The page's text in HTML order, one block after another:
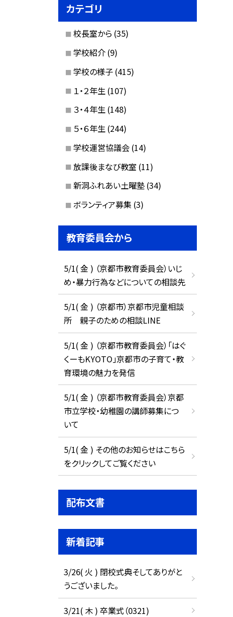
カテゴリ
校長室から (35)
学校紹介 (9)
学校の様子 (415)
１・２年生 (107)
３・４年生 (148)
５・６年生 (244)
学校運営協議会 (14)
放課後まなび教室 (11)
新洞ふれあい土曜塾 (34)
ボランティア募集 (3)
教育委員会から
5/1( 金 ) （京都市教育委員会）いじ
め・暴力行為などについての相談先
5/1( 金 ) （京都市）京都市児童相談
所 親子のための相談LINE
5/1( 金 ) （京都市教育委員会）「はぐ
くーもKYOTO」京都市の子育て・教
育環境の魅力を発信
5/1( 金 ) （京都市教育委員会）京都
市立学校・幼稚園の講師募集につ
いて
5/1( 金 ) その他のお知らせはこちら
をクリックしてご覧ください
配布文書
新着記事
3/26( 火 ) 閉校式典そしてありがと
うございました。
3/21( 木 ) 卒業式（0321)